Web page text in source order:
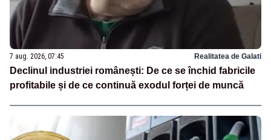
7 aug. 2026, 07:45 Realitatea de Galati
Declinul industriei românești: De ce se închid fabricile
profitabile și de ce continuă exodul forței de muncă